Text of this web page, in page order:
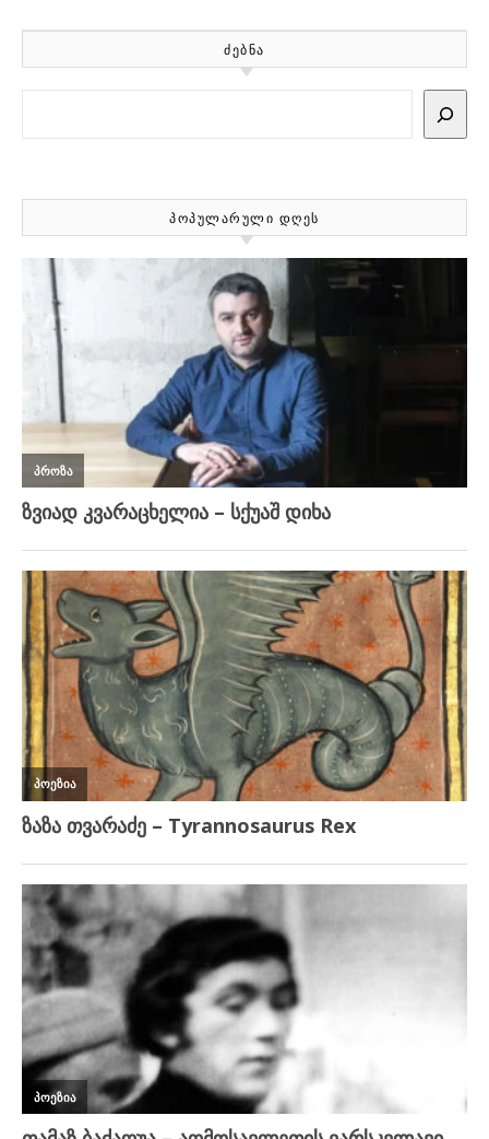
ᲫᲔᲑᲜᲐ
ᲞᲝᲞᲣᲚᲐᲠᲣᲚᲘ ᲓᲦᲔᲡ